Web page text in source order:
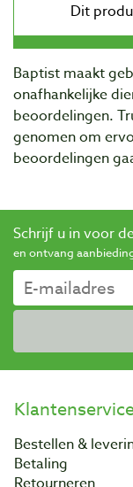
Baptist maakt
onafhankelijke
beoordelingen.
genomen om
beoordelingen
Schrijf u in voor
en ontvang
Bestellen &
Betaling